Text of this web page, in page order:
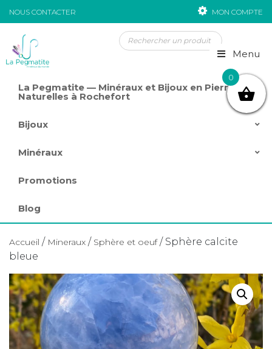
NOUS CONTACTER MON COMPTE
Passer au contenu
Menu
La Pegmatite — Minéraux et Bijoux en Pierres
Naturelles à Rochefort
Bijoux
Minéraux
Promotions
Blog
Accueil / Mineraux / Sphère et oeuf/ Sphère calcite
bleue
0